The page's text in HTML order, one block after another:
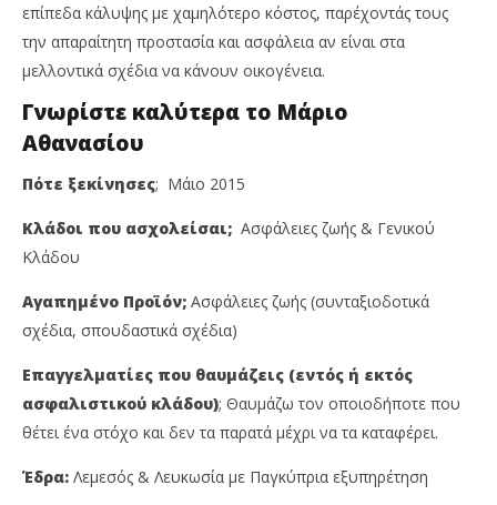
επίπεδα κάλυψης με χαμηλότερο κόστος, παρέχοντάς τους
την απαραίτητη προστασία και ασφάλεια αν είναι στα
μελλοντικά σχέδια να κάνουν οικογένεια.
Γνωρίστε καλύτερα το Μάριο
Αθανασίου
Πότε ξεκίνησες; Μάιο 2015
Κλάδοι που ασχολείσαι; Ασφάλειες ζωής & Γενικού
Κλάδου
Αγαπημένο Προϊόν; Ασφάλειες ζωής (συνταξιοδοτικά
σχέδια, σπουδαστικά σχέδια)
Επαγγελματίες που θαυμάζεις (εντός ή εκτός
ασφαλιστικού κλάδου); Θαυμάζω τον οποιοδήποτε που
θέτει ένα στόχο και δεν τα παρατά μέχρι να τα καταφέρει.
Έδρα: Λεμεσός & Λευκωσία με Παγκύπρια εξυπηρέτηση